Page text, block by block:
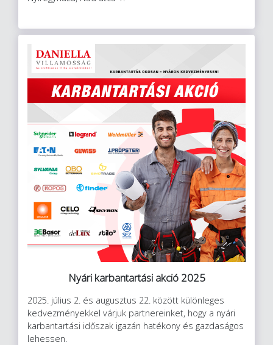
Nyári karbantartási akció 2025
2025. július 2. és augusztus 22. között különleges
kedvezményekkel várjuk partnereinket, hogy a nyári
karbantartási időszak igazán hatékony és gazdaságos
lehessen.